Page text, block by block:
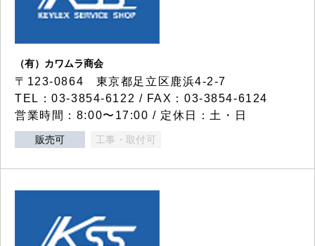
（有）カワムラ商会
〒123-0864 東京都足立区鹿浜4-2-7
TEL：03-3854-6122 / FAX：03-3854-6124
営業時間：8:00〜17:00 / 定休日：土・日
販売可 工事・取付可